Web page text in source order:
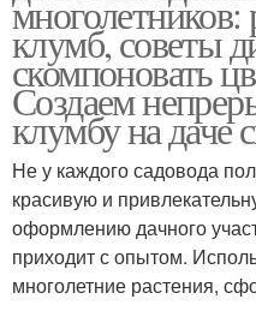
многолетников:
клумб, советы
скомпоновать
Создаем
клумбу на даче
Не у каждого садовода
красивую и
оформлению дачного
приходит с опытом.
многолетние растения,